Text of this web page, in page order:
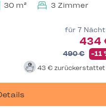
30 m² 3 Zimmer
für 7
434
490 € -11
43 € zurückerstattet